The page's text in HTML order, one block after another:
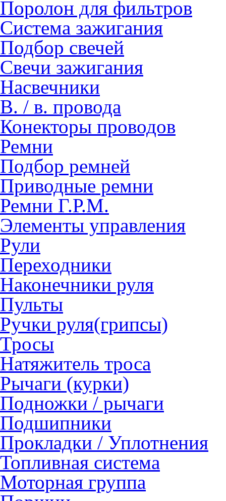
Поролон для фильтров
Система зажигания
Подбор свечей
Свечи зажигания
Насвечники
В. / в. провода
Конекторы проводов
Ремни
Подбор ремней
Приводные ремни
Ремни Г.Р.М.
Элементы управления
Рули
Переходники
Наконечники руля
Пульты
Ручки руля(грипсы)
Тросы
Натяжитель троса
Рычаги (курки)
Подножки / рычаги
Подшипники
Прокладки / Уплотнения
Топливная система
Моторная группа